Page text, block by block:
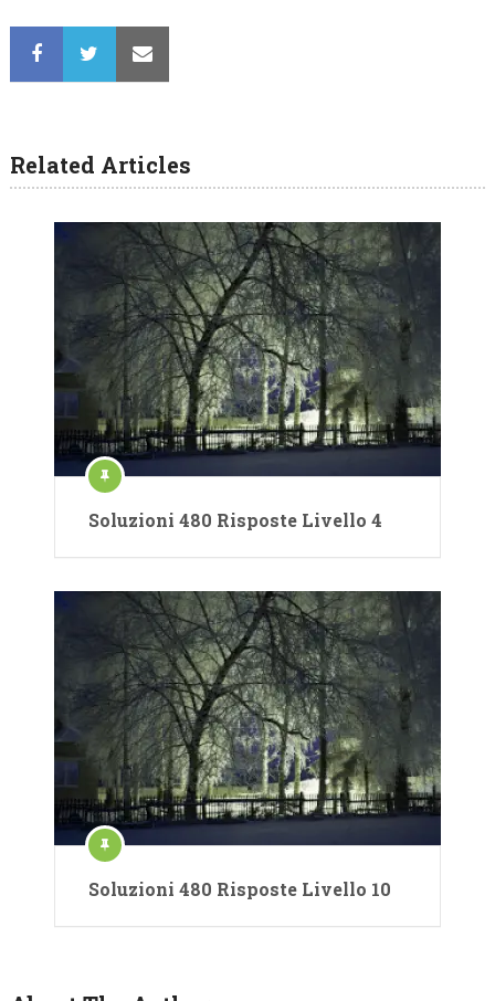
Related Articles
Soluzioni 480 Risposte Livello 4
Soluzioni 480 Risposte Livello 10